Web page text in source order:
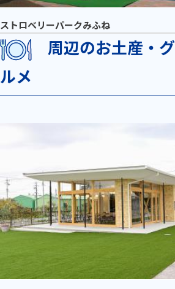
ストロベリーパークみふね
周辺のお土産・グ
ルメ